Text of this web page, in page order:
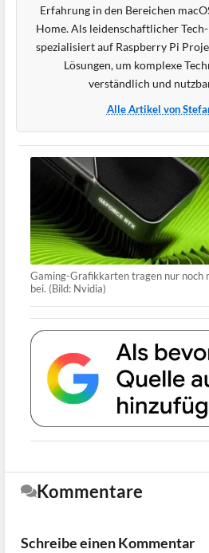
Erfahrung in den Bereichen
Home. Als leidenschaftlicher
spezialisiert auf Raspberry Pi
Lösungen, um komplexe
verständlich und
Alle Artikel von
Gaming-Grafikkarten tragen nur noch
bei. (Bild: Nvidia)
Kommentare
Schreibe einen Kommentar